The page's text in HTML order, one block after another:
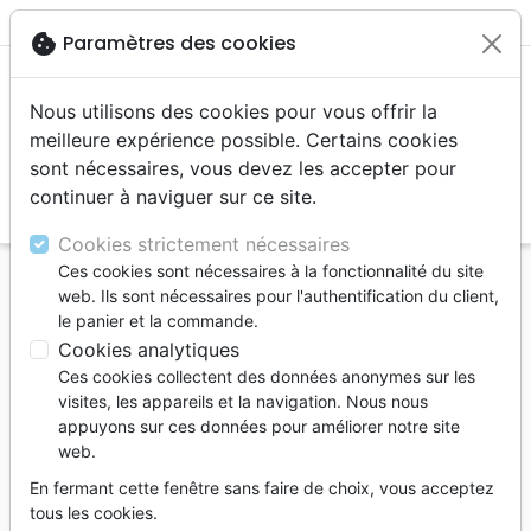
menu
Accueil Auteurs Lanthier Françoise
Françoise
Lanthier
Née en Belgique et
installée avec son mari
en France, Françoise
Lanthier est une
«simple» croyante.
cookie Paramètres des cookies
Nous utilisons des cookies pour vous offrir la
meilleure expérience possible. Certains cookies
sont nécessaires, vous devez les accepter pour
continuer à naviguer sur ce site.
Cookies strictement nécessaires
Ces cookies sont nécessaires à la fonctionnalité du site
web. Ils sont nécessaires pour l'authentification du client,
le panier et la commande.
Cookies analytiques
Ces cookies collectent des données anonymes sur les
visites, les appareils et la navigation. Nous nous
appuyons sur ces données pour améliorer notre site
web.
En fermant cette fenêtre sans faire de choix, vous acceptez
tous les cookies.